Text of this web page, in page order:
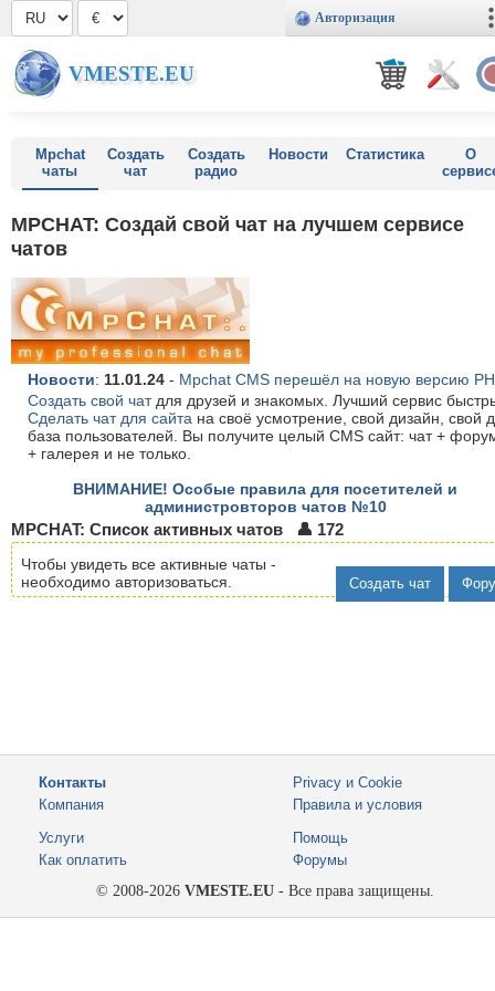
Авторизация
VMESTE.EU
Mpchat
чаты
Создать
чат
Создать
радио
Новости Статистика
О
MPCHAT: Создай свой чат на лучшем сервисе
чатов
Новости: 11.01.24 - Mpchat CMS перешёл на новую версию
Создать свой чатдля друзей и знакомых. Лучший сервис
Сделать чат для сайта на своё усмотрение, свой дизайн, свой
база пользователей. Вы получите целый CMS сайт: чат +
+ галерея и не только.
ВНИМАНИЕ! Особые правила для посетителей и
администровторов чатов №10
MPCHAT: Список активных чатов 👤 172
Создать чат
Чтобы увидеть все активные чаты -
необходимо авторизоваться.
Контакты
Компания
Privacy и Cookie
Правила и условия
Услуги
Как оплатить
Помощь
Форумы
© 2008-2026 VMESTE.EU - Все права защищены.